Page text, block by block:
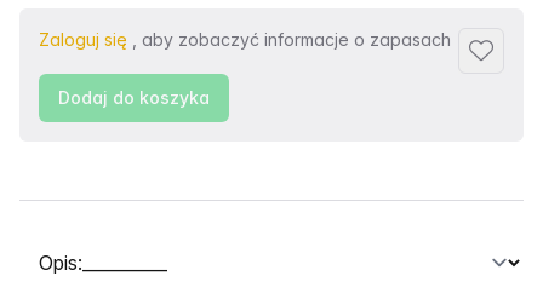
Zaloguj się , aby zobaczyć informacje o zapasach
Dodaj
Dodaj do koszyka
Wybierz kartę